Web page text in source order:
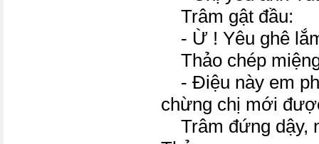
Trâm gật đầu:
- Ừ ! Yêu ghê
Thảo chép
- Điệu này em
chừng chị mới
Trâm đứng dậy,